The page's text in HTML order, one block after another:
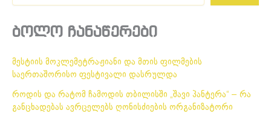
ბოლო ჩანაწერები
მესტიის მოკლემეტრაჟიანი და მთის ფილმების
საერთაშორისო ფესტივალი დასრულდა
როდის და რატომ ჩამოდის თბილისში „შავი პანტერა“ – რა
განცხადებას ავრცელებს ღონისძიების ორგანიზატორი